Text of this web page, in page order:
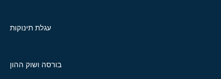
עגלת תינוקות
בורסה ושוק ההון